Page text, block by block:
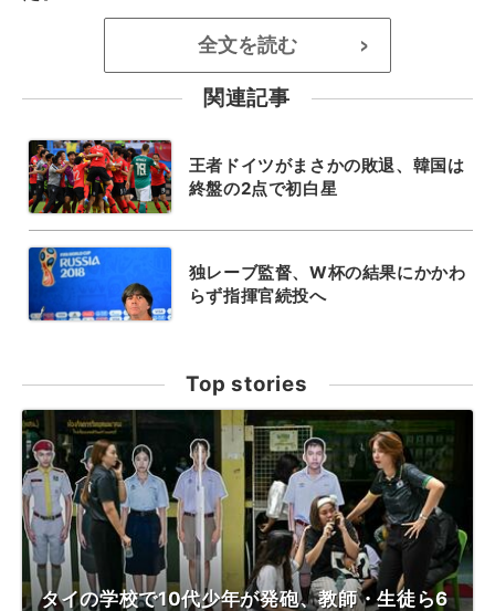
全文を読む >
関連記事
王者ドイツがまさかの敗退、韓国は
終盤の2点で初白星
独レーブ監督、W杯の結果にかかわ
らず指揮官続投へ
Top stories
タイの学校で10代少年が発砲、教師・生徒ら6